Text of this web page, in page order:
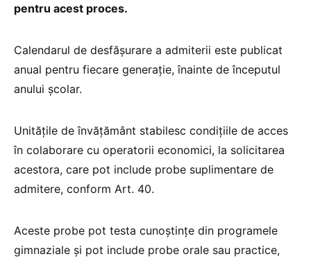
pentru acest proces.
Calendarul de desfășurare a admiterii este publicat
anual pentru fiecare generație, înainte de începutul
anului școlar.
Unitățile de învățământ stabilesc condițiile de acces
în colaborare cu operatorii economici, la solicitarea
acestora, care pot include probe suplimentare de
admitere, conform Art. 40.
Aceste probe pot testa cunoștințe din programele
gimnaziale și pot include probe orale sau practice,